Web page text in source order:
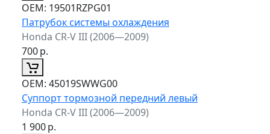
ОЕМ: 19501RZPG01
Патрубок системы охлаждения
Honda CR-V III (2006—2009)
700р.
ОЕМ: 45019SWWG00
Суппорт тормозной передний левый
Honda CR-V III (2006—2009)
1 900р.